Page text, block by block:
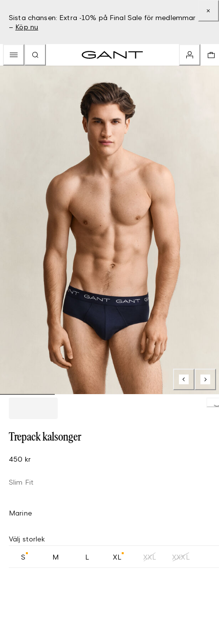
Sista chansen: Extra -10% på Final Sale för medlemmar
– Köp nu
Trepack kalsonger
450 kr
Slim Fit
Marine
Välj storlek
S M L XL XXL XXXL